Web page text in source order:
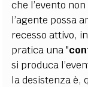
che l’evento
l’agente possa
recesso attivo,
pratica una "
si produca
la desistenza è,